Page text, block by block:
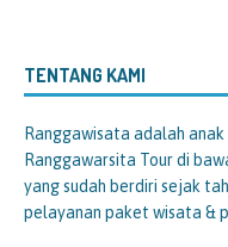
TENTANG KAMI
Ranggawisata adalah anak
Ranggawarsita Tour di
yang sudah berdiri sejak
pelayanan paket wisata &